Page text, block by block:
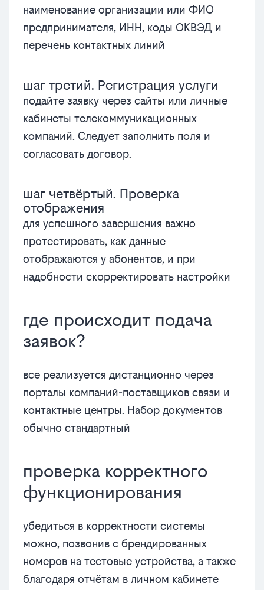
наименование организации или ФИО
предпринимателя, ИНН, коды ОКВЭД и
перечень контактных линий
шаг третий. Регистрация услуги
подайте заявку через сайты или личные
кабинеты телекоммуникационных
компаний. Следует заполнить поля и
согласовать договор.
шаг четвёртый. Проверка
отображения
для успешного завершения важно
протестировать, как данные
отображаются у абонентов, и при
надобности скорректировать настройки
где происходит подача
заявок?
все реализуется дистанционно через
порталы компаний-поставщиков связи и
контактные центры. Набор документов
обычно стандартный
проверка корректного
функционирования
убедиться в корректности системы
можно, позвонив с брендированных
номеров на тестовые устройства, а также
благодаря отчётам в личном кабинете